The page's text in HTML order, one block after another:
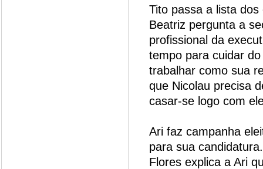
Tito passa a lista
Beatriz pergunta a
profissional da
tempo para cuidar
trabalhar como sua
que Nicolau precisa
casar-se logo com
Ari faz campanha
para sua
Flores explica a Ari